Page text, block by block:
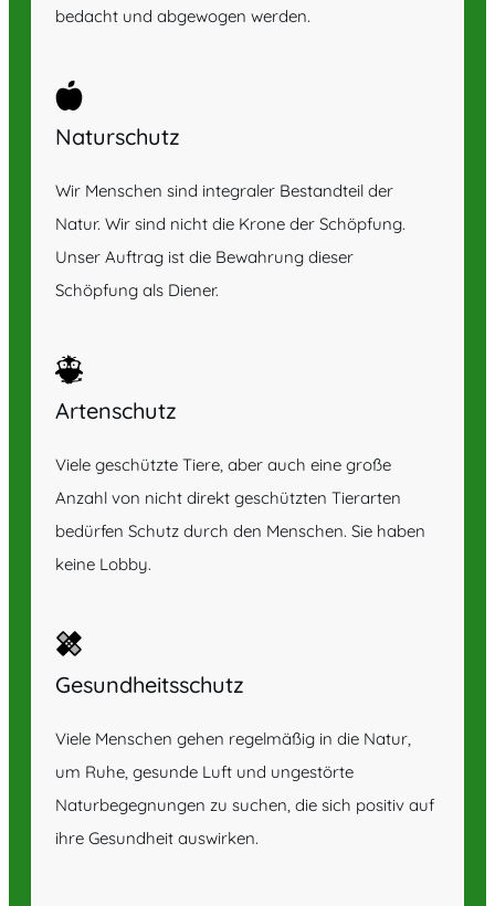
bedacht und abgewogen werden.
Naturschutz
Wir Menschen sind integraler Bestandteil der
Natur. Wir sind nicht die Krone der Schöpfung.
Unser Auftrag ist die Bewahrung dieser
Schöpfung als Diener.
Artenschutz
Viele geschützte Tiere, aber auch eine große
Anzahl von nicht direkt geschützten Tierarten
bedürfen Schutz durch den Menschen. Sie haben
keine Lobby.
Gesundheitsschutz
Viele Menschen gehen regelmäßig in die Natur,
um Ruhe, gesunde Luft und ungestörte
Naturbegegnungen zu suchen, die sich positiv auf
ihre Gesundheit auswirken.